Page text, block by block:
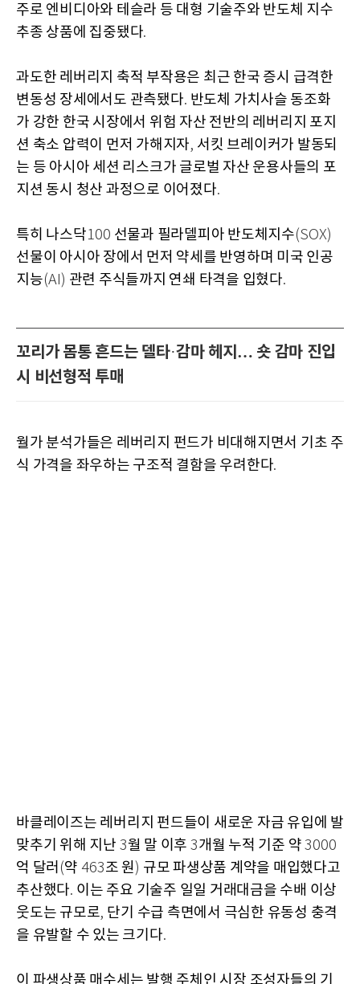
주로 엔비디아와 테슬라 등 대형 기술주와 반도체 지수
추종 상품에 집중됐다.
과도한 레버리지 축적 부작용은 최근 한국 증시 급격한
변동성 장세에서도 관측됐다. 반도체 가치사슬 동조화
가 강한 한국 시장에서 위험 자산 전반의 레버리지 포지
션 축소 압력이 먼저 가해지자, 서킷 브레이커가 발동되
는 등 아시아 세션 리스크가 글로벌 자산 운용사들의 포
지션 동시 청산 과정으로 이어졌다.
특히 나스닥100 선물과 필라델피아 반도체지수(SOX)
선물이 아시아 장에서 먼저 약세를 반영하며 미국 인공
지능(AI) 관련 주식들까지 연쇄 타격을 입혔다.
꼬리가 몸통 흔드는 델타·감마 헤지… 숏 감마 진입
시 비선형적 투매
월가 분석가들은 레버리지 펀드가 비대해지면서 기초 주
식 가격을 좌우하는 구조적 결함을 우려한다.
바클레이즈는 레버리지 펀드들이 새로운 자금 유입에 발
맞추기 위해 지난 3월 말 이후 3개월 누적 기준 약 3000
억 달러 (약 463조 원 ) 규모 파생상품 계약을 매입했다고
추산했다. 이는 주요 기술주 일일 거래대금을 수배 이상
웃도는 규모로, 단기 수급 측면에서 극심한 유동성 충격
을 유발할 수 있는 크기다.
이 파생상품 매수세는 발행 주체인 시장 조성자들의 기